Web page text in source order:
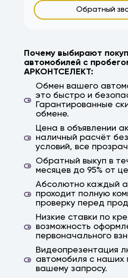
Обратный
Почему выбирают
автомобилей с
АРКОНТСЕЛЕКТ:
Обмен вашего
это быстро и
Гарантированные
обмене.
Цена в объявлении
наличный расчёт
условий, все
Обратный выкуп в
месяцев до 95% от
Абсолютно каждый
проходит полную
проверку перед
Низкие ставки по
возможность
первоначального
Видеопрезентация
автомобиля с
вашему запросу.